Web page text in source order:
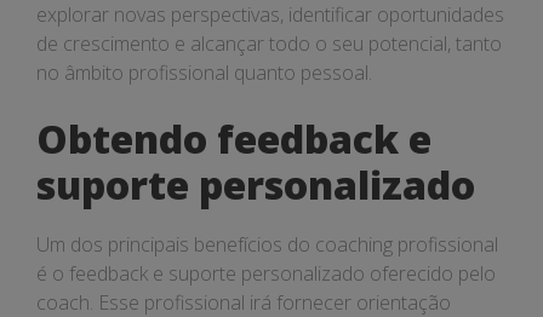
explorar novas perspectivas, identificar oportunidades
de crescimento e alcançar todo o seu potencial, tanto
no âmbito profissional quanto pessoal.
Obtendo feedback e
suporte personalizado
Um dos principais benefícios do coaching profissional
é o feedback e suporte personalizado oferecido pelo
coach. Esse profissional irá fornecer orientação